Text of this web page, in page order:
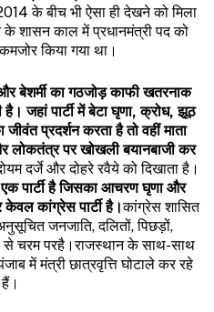
के बीच भी ऐसा ही देखने को मिला
शासन काल में प्रधानमंत्री पद को
किया गया था।
बेशर्मी का गठजोड़ काफी खतरनाक
है। जहां पार्टी में बेटा घृणा,क्रोध,झूठ
जीवंत प्रदर्शन करता है तो वहीं माता
लोकतंत्र पर खोखली बयानबाजी कर
दर्जे और दोहरे रवैये को दिखाता है।
एक पार्टी है जिसका आचरण घृणा और
केवल कांग्रेस पार्टी है।कांग्रेस शासित
जनजाति, दलितों, पिछड़ों,
से चरम परहै।राजस्थान के साथ-साथ
में मंत्री छात्रवृत्ति घोटाले कर रहे
हैं।